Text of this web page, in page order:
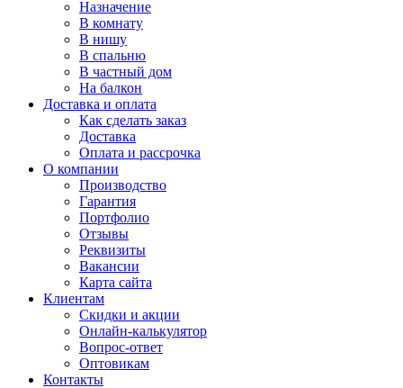
Назначение
В комнату
В нишу
В спальню
В частный дом
На балкон
Доставка и оплата
Как сделать заказ
Доставка
Оплата и рассрочка
О компании
Производство
Гарантия
Портфолио
Отзывы
Реквизиты
Вакансии
Карта сайта
Клиентам
Скидки и акции
Онлайн-калькулятор
Вопрос-ответ
Оптовикам
Контакты